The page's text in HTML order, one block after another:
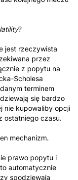
?
jest rzeczywista
przez
z popytu na
Scholesa
terminem
się bardzo
nie kupowaliby opcji
ostatniego czasu.
mechanizm.
prawo popytu i
automatycznie
spodziewają